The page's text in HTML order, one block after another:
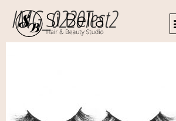
IMG_0220Test2